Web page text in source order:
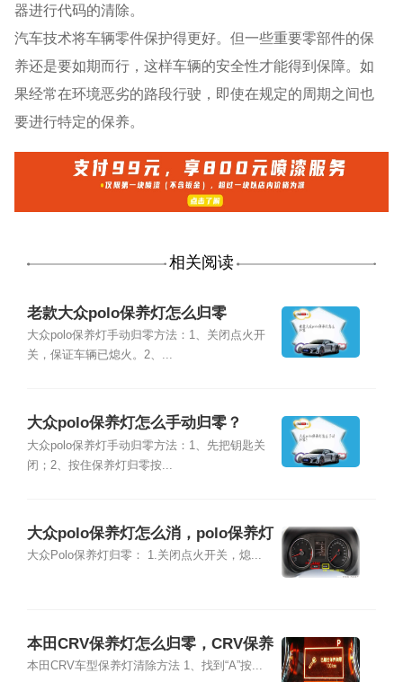
器进行代码的清除。
汽车技术将车辆零件保护得更好。但一些重要零部件的保
养还是要如期而行，这样车辆的安全性才能得到保障。如
果经常在环境恶劣的路段行驶，即使在规定的周期之间也
要进行特定的保养。
相关阅读
老款大众polo保养灯怎么归零
大众polo保养灯手动归零方法：1、关闭点火开
关，保证车辆已熄火。2、...
大众polo保养灯怎么手动归零？
大众polo保养灯手动归零方法：1、先把钥匙关
闭；2、按住保养灯归零按...
大众polo保养灯怎么消，polo保养灯
归零方法
大众Polo保养灯归零： 1.关闭点火开关，熄...
本田CRV保养灯怎么归零，CRV保养
灯复位清零方法
本田CRV车型保养灯清除方法 1、找到“A”按...